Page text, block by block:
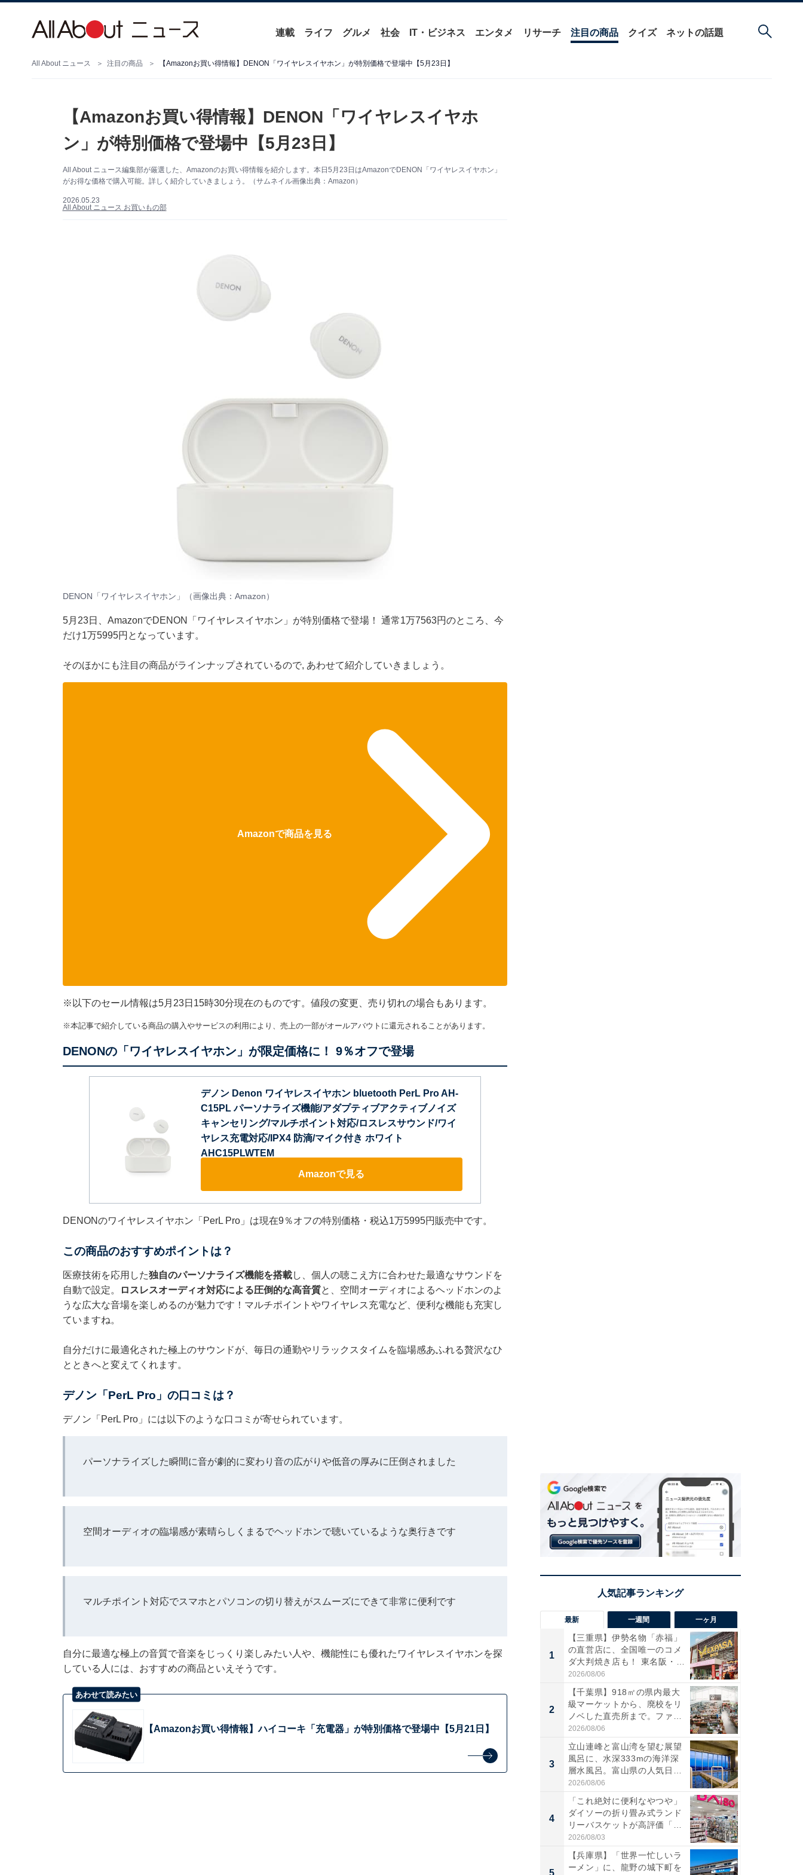
連載 ライフ グルメ 社会 IT・ビジネス エンタメ リサーチ 注目の商品 クイズ ネットの話題
All About ニュース 注目の商品 【Amazonお買い得情報】DENON「ワイヤレスイヤホン」が特別価格で登場中【5月23日】
【Amazonお買い得情報】DENON「ワイヤレスイヤホ
ン」が特別価格で登場中【5月23日】
All About ニュース編集部が厳選した、Amazonのお買い得情報を紹介します。本日5月23日はAmazonでDENON「ワイヤレスイヤホン」
がお得な価格で購入可能。詳しく紹介していきましょう。（サムネイル画像出典：Amazon）
2026.05.23
All About ニュース お買いもの部
DENON「ワイヤレスイヤホン」（画像出典：Amazon）
5月23日、 AmazonでDENON「ワイヤレスイヤホン」が特別価格で登場！ 通常1万7563円のところ、今
だけ1万5995円となっています。
そのほかにも注目の商品がラインナップされているので, あわせて紹介していきましょう。
Amazonで商品を見る
※以下のセール情報は5月23日15時30分現在のものです。値段の変更、売り切れの場合もあります。
※本記事で紹介している商品の購入やサービスの利用により、売上の一部がオールアバウトに還元されることがあります。
DENONの「ワイヤレスイヤホン」が限定価格に！ 9％オフで登場
デノン Denon ワイヤレスイヤホン bluetooth PerL Pro AH-
C15PL パーソナライズ機能/アダプティブアクティブノイズ
キャンセリング/マルチポイント対応/ロスレスサウンド/ワイ
ヤレス充電対応/IPX4 防滴/マイク付き ホワイト
AHC15PLWTEM
Amazonで見る
DENONのワイヤレスイヤホン「PerL Pro」は現在9％オフの特別価格・税込1万5995円販売中です。
この商品のおすすめポイントは？
医療技術を応用した独自のパーソナライズ機能を搭載し、個人の聴こえ方に合わせた最適なサウンドを
自動で設定。
ロスレスオーディオ対応による圧倒的な高音質と、空間オーディオによるヘッドホンのよ
うな広大な音場を楽しめるのが魅力です！マルチポイントやワイヤレス充電など、便利な機能も充実し
ていますね。
自分だけに最適化された極上のサウンドが、毎日の通勤やリラックスタイムを臨場感あふれる贅沢なひ
とときへと変えてくれます。
デノン「PerL Pro」の口コミは？
デノン「PerL Pro」には以下のような口コミが寄せられています。
パーソナライズした瞬間に音が劇的に変わり音の広がりや低音の厚みに圧倒されました
空間オーディオの臨場感が素晴らしくまるでヘッドホンで聴いているような奥行きです
マルチポイント対応でスマホとパソコンの切り替えがスムーズにできて非常に便利です
自分に最適な極上の音質で音楽をじっくり楽しみたい人や、機能性にも優れたワイヤレスイヤホンを探
している人には、おすすめの商品といえそうです。
あわせて読みたい
【Amazonお買い得情報】ハイコーキ「充電器」が特別価格で登場中【5月21日】
最新 一週間 一ヶ月
1
【三重県】伊勢名物「赤福」
の直営店に、全国唯一のコメ
ダ大判焼き店も！ 東名阪・
伊...
2026/08/06
2
【千葉県】918㎡の県内最大
級マーケットから、廃校をリ
ノベした直売所まで。ファ
ー...
2026/08/06
3
立山連峰と富山湾を望む展望
風呂に、水深333mの海洋深
層水風呂。富山県の人気日
帰...
2026/08/06
4
「これ絶対に便利なやつや」
ダイソーの折り畳み式ランド
リーバスケットが高評価「使
わ...
2026/08/03
【兵庫県】「世界一忙しいラ
ーメン」に、龍野の城下町を